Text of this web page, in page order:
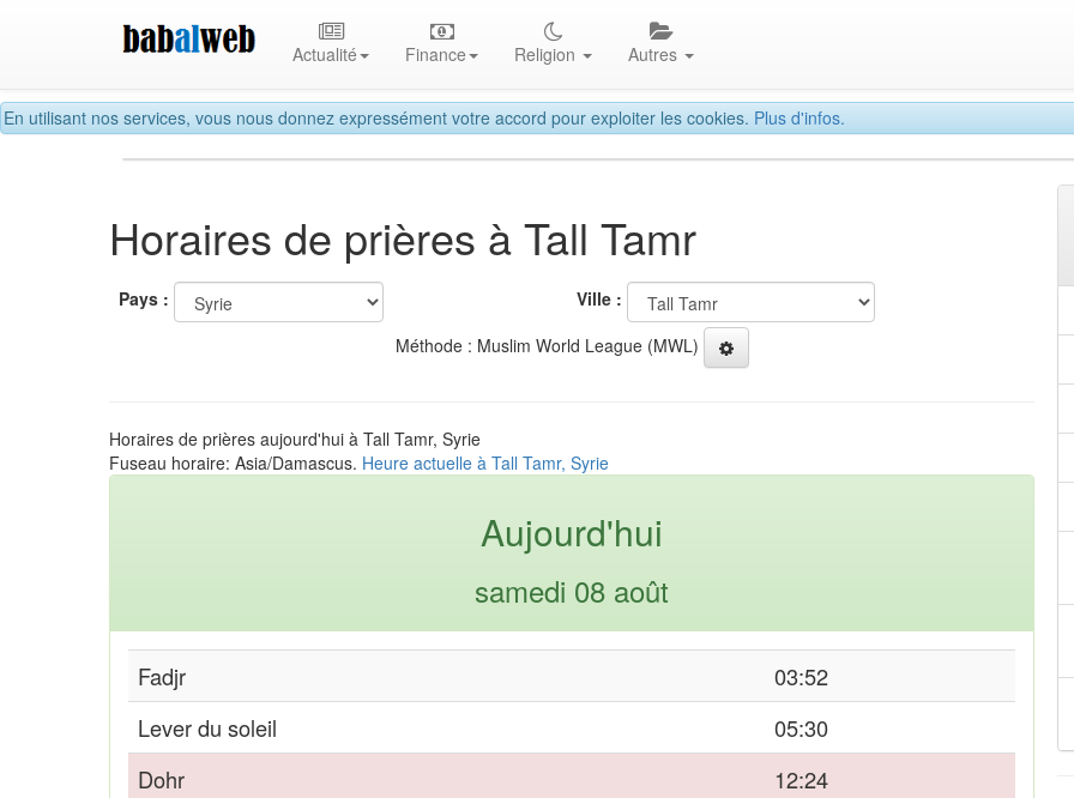
En utilisant nos services, vous nous donnez expressément votre accord pour exploiter les cookies. Plus d'infos.
Actualité Finance Religion Autres
Horaires de prières à Tall Tamr
Pays :
Ville :
Méthode : Muslim World League (MWL)
Horaires de prières aujourd'hui à Tall Tamr, Syrie
Fuseau horaire: Asia/Damascus. Heure actuelle à Tall Tamr, Syrie
Aujourd'hui
samedi 08 août
Fadjr
03:52
Lever du soleil
05:30
Dohr
12:24